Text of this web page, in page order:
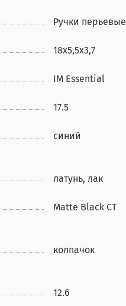
Ручки перьевые
18х5,5х3,7
IM Essential
17.5
синий
латунь, лак
Matte Black CT
колпачок
12.6